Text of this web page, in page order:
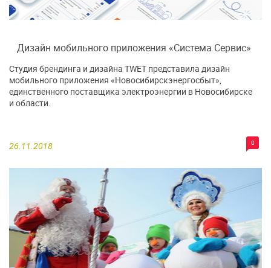
Дизайн мобильного приложения «Система Сервис»
26.11.2018 0
Студия брендинга и дизайна TWET представила дизайн
мобильного приложения «Новосибирскэнергосбыт»,
единственного поставщика электроэнергии в Новосибирске
и области.